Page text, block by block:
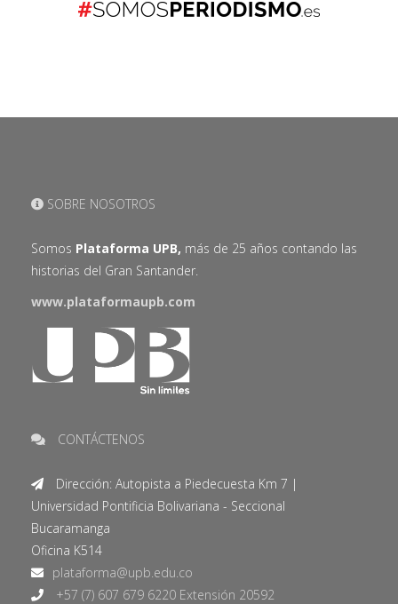
SOBRE NOSOTROS
Somos Plataforma UPB, más de 25 años contando las
historias del Gran Santander.
www.plataformaupb.com
CONTÁCTENOS
Dirección: Autopista a Piedecuesta Km 7 |
Universidad Pontificia Bolivariana - Seccional
Bucaramanga
Oficina K514
+57 (7) 607 679 6220 Extensión 20592